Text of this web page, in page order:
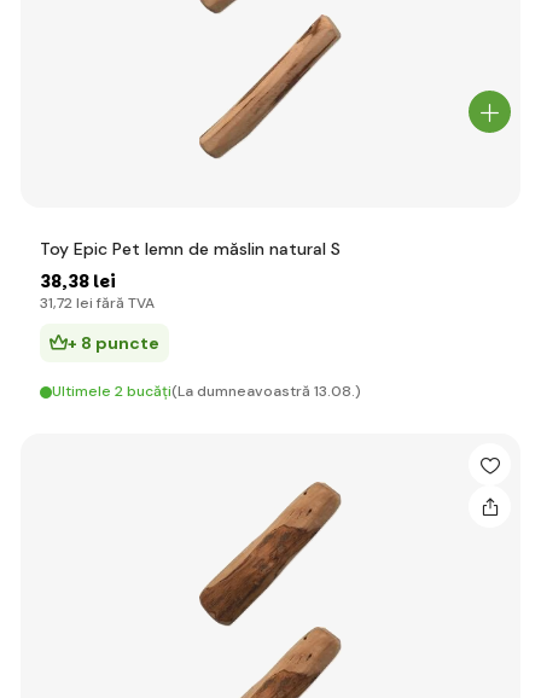
Toy Epic Pet lemn de măslin natural S
38,38 lei
31,72 lei fără TVA
+ 8 puncte
Ultimele 2 bucăți(La dumneavoastră 13.08.)